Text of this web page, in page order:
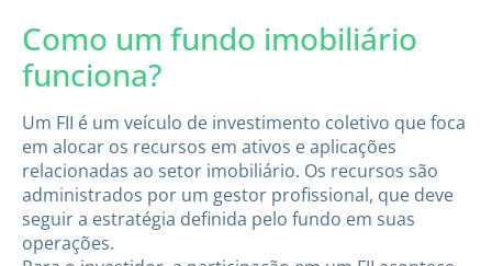
Como um fundo imobiliário
funciona?
Um FII é um veículo de investimento coletivo que foca
em alocar os recursos em ativos e aplicações
relacionadas ao setor imobiliário. Os recursos são
administrados por um gestor profissional, que deve
seguir a estratégia definida pelo fundo em suas
operações.